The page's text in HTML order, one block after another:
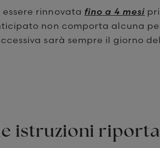
rinnovata fino a 4 mesi
non comporta alcuna
sarà sempre il giorno del
istruzioni